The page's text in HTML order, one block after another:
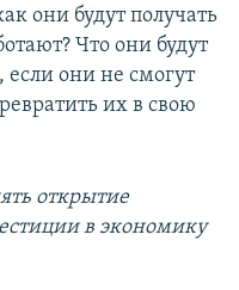
они будут получать
Что они будут
они не смогут
их в свою
открытие
в экономику